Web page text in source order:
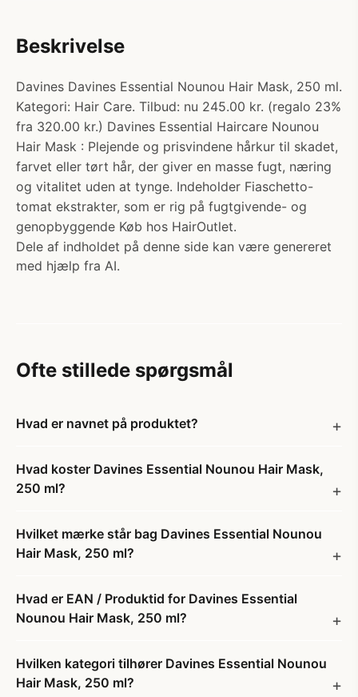
Beskrivelse
Davines Davines Essential Nounou Hair Mask, 250 ml.
Kategori: Hair Care. Tilbud: nu 245.00 kr. (regalo 23%
fra 320.00 kr.) Davines Essential Haircare Nounou
Hair Mask : Plejende og prisvindene hårkur til skadet,
farvet eller tørt hår, der giver en masse fugt, næring
og vitalitet uden at tynge. Indeholder Fiaschetto-
tomat ekstrakter, som er rig på fugtgivende- og
genopbyggende Køb hos HairOutlet.
Dele af indholdet på denne side kan være genereret
med hjælp fra AI.
Ofte stillede spørgsmål
Hvad er navnet på produktet?
Hvad koster Davines Essential Nounou Hair Mask,
250 ml?
Hvilket mærke står bag Davines Essential Nounou
Hair Mask, 250 ml?
Hvad er EAN / Produktid for Davines Essential
Nounou Hair Mask, 250 ml?
Hvilken kategori tilhører Davines Essential Nounou
Hair Mask, 250 ml?